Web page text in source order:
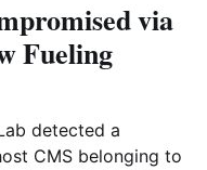
via
Fueling
CMS belonging to